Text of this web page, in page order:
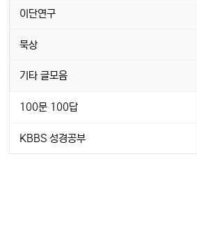
이단연구
묵상
기타 글모음
100문 100답
KBBS 성경공부